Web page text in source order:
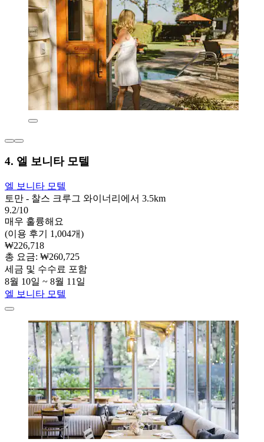
4. 엘 보니타 모텔
엘 보니타 모텔
토만 - 찰스 크루그 와이너리에서 3.5km
9.2/10
매우 훌륭해요
(이용 후기 1,004개)
₩226,718
총 요금: ₩260,725
세금 및 수수료 포함
8월 10일 ~ 8월 11일
엘 보니타 모텔